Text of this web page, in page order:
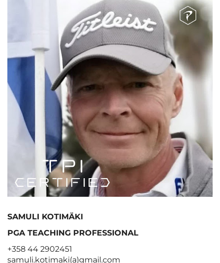
SAMULI KOTIMÄKI
PGA TEACHING PROFESSIONAL
+358 44 2902451
samuli.kotimaki(a)gmail.com